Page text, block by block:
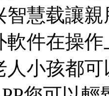
智慧载讓
軟件在操
人小孩都